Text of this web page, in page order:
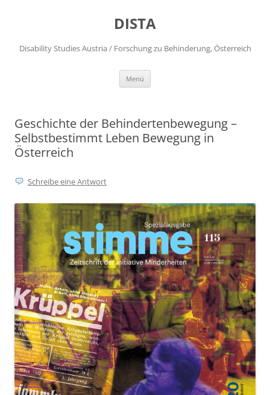
DISTA
Disability Studies Austria / Forschung zu Behinderung, Österreich
Menü
Geschichte der Behindertenbewegung –
Selbstbestimmt Leben Bewegung in
Österreich
Schreibe eine Antwort